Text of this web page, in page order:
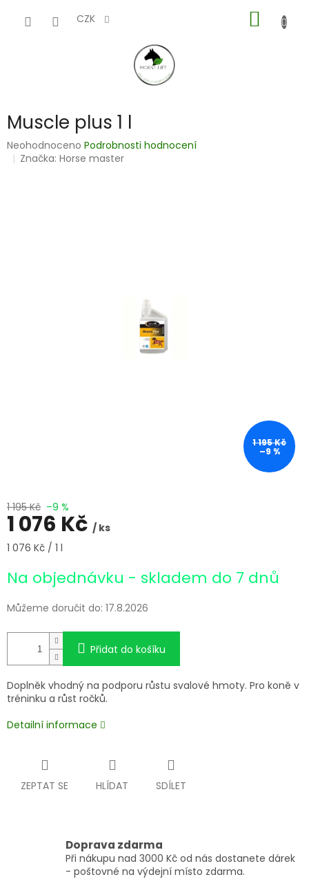
CZK
KOŠÍK
Muscle plus 1 l
Průměrné
hodnocení
Neohodnoceno Podrobnosti hodnocení
Značka:Horse master
1 195 Kč
–9 %
1 195 Kč –9 %
1 076 Kč / ks
Měrná
1 076 Kč / 1 l
Na objednávku - skladem do 7 dnů
Můžeme doručit do: 17.8.2026
Přidat do košíku
Doplněk vhodný na podporu růstu svalové hmoty. Pro koně v
tréninku a růst ročků.
Detailní informace
ZEPTAT SE HLÍDAT SDÍLET
Doprava zdarma
Při nákupu nad 3000 Kč od nás dostanete dárek
- poštovné na výdejní místo zdarma.